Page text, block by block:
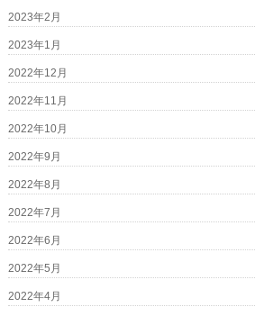
2023年2月
2023年1月
2022年12月
2022年11月
2022年10月
2022年9月
2022年8月
2022年7月
2022年6月
2022年5月
2022年4月